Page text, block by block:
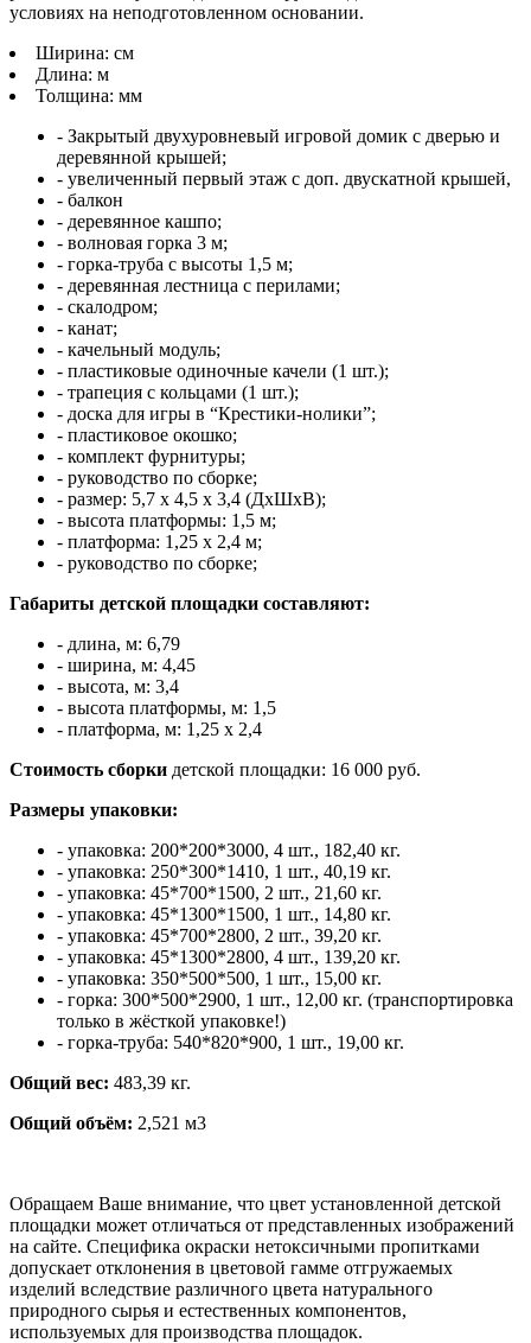
условиях на неподготовленном основании.
Ширина: см
Длина: м
Толщина: мм
- Закрытый двухуровневый игровой домик с дверью и
деревянной крышей;
- увеличенный первый этаж с доп. двускатной крышей,
- балкон
- деревянное кашпо;
- волновая горка 3 м;
- горка-труба с высоты 1,5 м;
- деревянная лестница с перилами;
- скалодром;
- канат;
- качельный модуль;
- пластиковые одиночные качели (1 шт.);
- трапеция с кольцами (1 шт.);
- доска для игры в “Крестики-нолики”;
- пластиковое окошко;
- комплект фурнитуры;
- руководство по сборке;
- размер: 5,7 х 4,5 х 3,4 (ДхШхВ);
- высота платформы: 1,5 м;
- платформа: 1,25 х 2,4 м;
- руководство по сборке;
Габариты детской площадки составляют:
- длина, м: 6,79
- ширина, м: 4,45
- высота, м: 3,4
- высота платформы, м: 1,5
- платформа, м: 1,25 x 2,4
Стоимость сборки детской площадки: 16 000 руб.
Размеры упаковки:
- упаковка: 200*200*3000, 4 шт., 182,40 кг.
- упаковка: 250*300*1410, 1 шт., 40,19 кг.
- упаковка: 45*700*1500, 2 шт., 21,60 кг.
- упаковка: 45*1300*1500, 1 шт., 14,80 кг.
- упаковка: 45*700*2800, 2 шт., 39,20 кг.
- упаковка: 45*1300*2800, 4 шт., 139,20 кг.
- упаковка: 350*500*500, 1 шт., 15,00 кг.
- горка: 300*500*2900, 1 шт., 12,00 кг. (транспортировка
только в жёсткой упаковке!)
- горка-труба: 540*820*900, 1 шт., 19,00 кг.
Общий вес: 483,39 кг.
Общий объём: 2,521 м3
Обращаем Ваше внимание, что цвет установленной детской
площадки может отличаться от представленных изображений
на сайте. Специфика окраски нетоксичными пропитками
допускает отклонения в цветовой гамме отгружаемых
изделий вследствие различного цвета натурального
природного сырья и естественных компонентов,
используемых для производства площадок.